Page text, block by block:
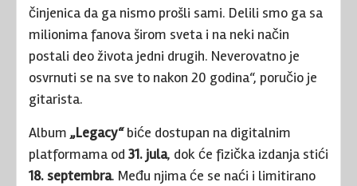
činjenica da ga nismo prošli sami. Delili smo ga sa
milionima fanova širom sveta i na neki način
postali deo života jedni drugih. Neverovatno je
osvrnuti se na sve to nakon 20 godina“, poručio je
gitarista.
Album „Legacy“biće dostupan na digitalnim
platformama od 31. jula, dok će fizička izdanja stići
18. septembra. Među njima će se naći i limitirano